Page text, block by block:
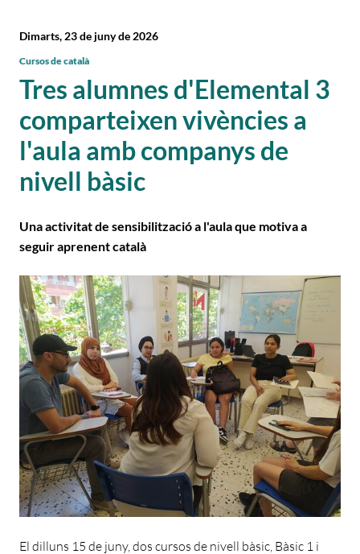
Tres alumnes d'Elemental 3
comparteixen vivències a
l'aula amb companys de
nivell bàsic
Dimarts, 23 de juny de 2026
Cursos de català
Una activitat de sensibilització a l'aula que motiva a
seguir aprenent català
El dilluns 15 de juny, dos cursos de nivell bàsic, Bàsic 1 i